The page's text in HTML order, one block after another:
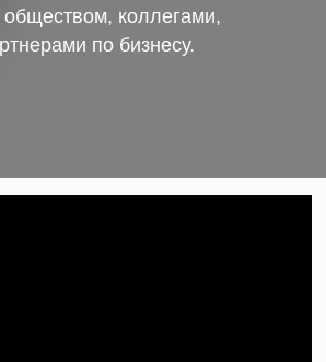
коллегами,
по бизнесу.